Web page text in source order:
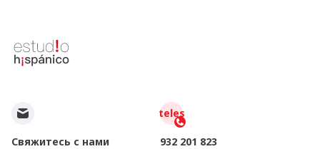
Свяжитесь с нами
teles
932 201 823